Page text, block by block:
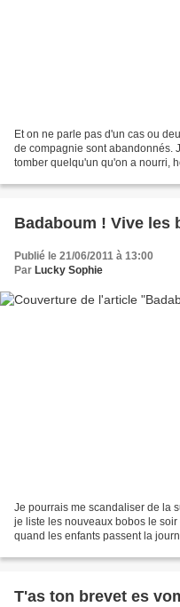
Et on ne parle pas d'un cas ou
de compagnie sont abandonnés.
tomber quelqu'un qu'on a nourri,
Badaboum ! Vive les
Publié le 21/06/2011 à 13:00
Par Lucky Sophie
Je pourrais me scandaliser de la
je liste les nouveaux bobos le
quand les enfants passent la
T'as ton brevet es